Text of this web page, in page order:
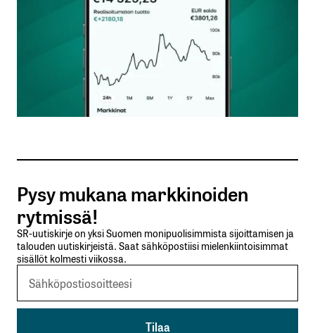
Niinpä kyynikko pääseekin taas lausumaan suuren
totuuden, jonka mukaan aika on kyllä sijoittajan
paras ystävä, mutta vain niiden sijoittajien, joilla on
varaa niin kalliiseen ystävään.
kirjautua
sisään
rekisteröityä
Sähköpostiosoitettasi ei julkaista.
Pysy mukana markkinoiden
rytmissä!
SR-uutiskirje on yksi Suomen monipuolisimmista sijoittamisen ja
talouden uutiskirjeistä. Saat sähköpostiisi mielenkiintoisimmat
sisällöt kolmesti viikossa.